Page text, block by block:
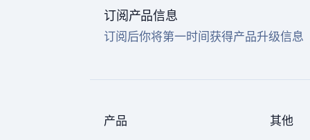
订阅产品信息
订阅后你将第一时间获得产品升级信息
产品 其他